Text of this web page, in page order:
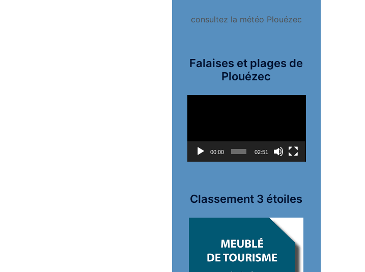
consultez la météo Plouézec
Falaises et plages de
Plouézec
00:00 02:51
Classement 3 étoiles